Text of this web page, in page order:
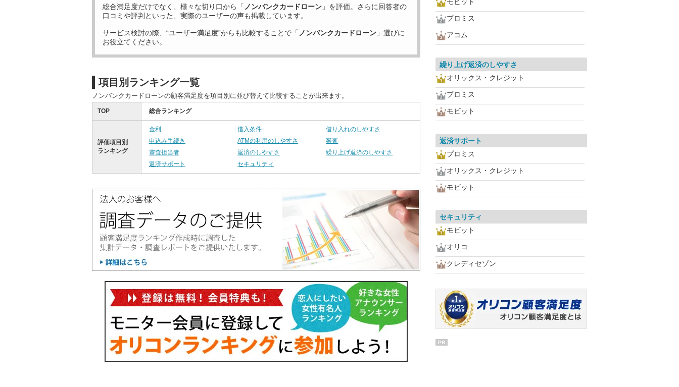
総合満足度だけでなく、様々な切り口から「 ノンバンクカードローン 」を評価。さらに回答者の
口コミや評判といった、実際のユーザーの声も掲載しています。
サービス検討の際、“ユーザー満足度”からも比較することで「 ノンバンクカードローン 」選びに
お役立てください。
項目別ランキング一覧
ノンバンクカードローンの顧客満足度を項目別に並び替えて比較することが出来ます。
TOP 総合ランキング
評価項目別
ランキング
金利 借入条件
借り入れのしやすさ
申込み手続き
ATMの利用のしやすさ
審査
審査担当者
返済のしやすさ
繰り上げ返済のしやすさ
返済サポート
セキュリティ
プロミス
アコム
繰り上げ返済のしやすさ
オリックス・クレジット
プロミス
モビット
返済サポート
プロミス
オリックス・クレジット
モビット
セキュリティ
モビット
オリコ
クレディセゾン
PR